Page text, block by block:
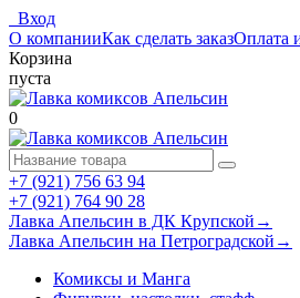
Вход
О компанииКак сделать заказОплата
Корзина
пуста
0
+7 (921) 756 63 94
+7 (921) 764 90 28
Лавка Апельсин в ДК Крупской →
Лавка Апельсин на Петроградской →
Комиксы и Манга